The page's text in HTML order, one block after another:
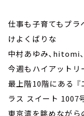
仕事も子育てもプラ
けよくばりな
中村あゆみ、hitomi
今週もハイアットリ
最上階10階にある
ラス スイート 1007
東京湾を眺めながら